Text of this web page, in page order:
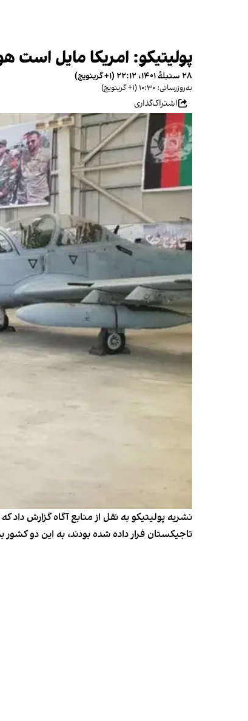
پولیتیکو: امریکا مایل است
۲۸ سنبلهٔ ۱۴۰۱، ۲۲:۱۲ (‎+۱ گرینویچ)
به‌روزرسانی: ۱۰:۳۰ (‎+۱ گرینویچ)
اشتراک‌گذاری
تاجیکستان فرار داده شده بودند، به این دو